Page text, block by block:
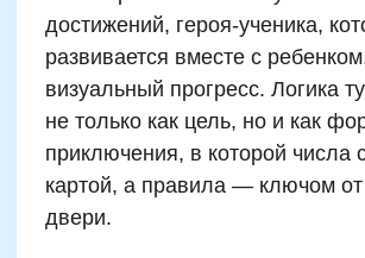
восприятие. В результате ребенок легче
запоминает понятия, глубже их понимает и
может свободнее использовать в разных
Современные цифровые методики
позволяют сочетать числа и творчество в
удобной форме. В Skillzania мы часто
используем задания, в которых детям
предлагается оживить числа: дать им